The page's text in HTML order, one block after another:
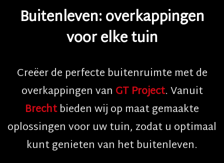
Buitenleven: overkappingen
voor elke tuin
Creëer de perfecte buitenruimte met de
overkappingen van GT Project. Vanuit
Brechtbieden wij op maat gemaakte
oplossingen voor uw tuin, zodat u optimaal
kunt genieten van het buitenleven.